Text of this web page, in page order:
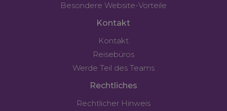
Besondere Website-Vorteile
Kontakt
Kontakt
Reisebüros
Werde Teil des Teams
Rechtliches
Rechtlicher Hinweis